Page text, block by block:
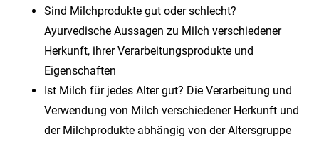
Sind Milchprodukte gut oder schlecht?
Ayurvedische Aussagen zu Milch verschiedener
Herkunft, ihrer Verarbeitungsprodukte und
Eigenschaften
Ist Milch für jedes Alter gut? Die Verarbeitung und
Verwendung von Milch verschiedener Herkunft und
der Milchprodukte abhängig von der Altersgruppe